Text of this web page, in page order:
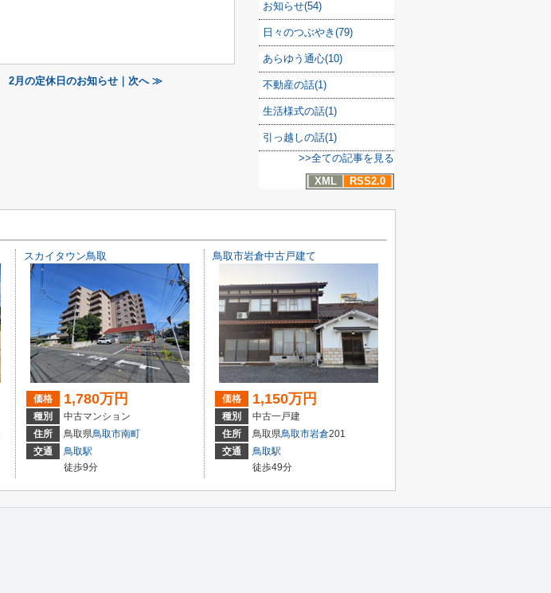
2月の定休日のお知らせ｜次へ ≫
お知らせ(54)
日々のつぶやき(79)
あらゆう通心(10)
不動産の話(1)
生活様式の話(1)
引っ越しの話(1)
>>全ての記事を見る
XML
RSS2.0
1885-15
スカイタウン鳥取
価格 1,780万円
種別
中古マンション
住所
鳥取県鳥取市南町
交通
鳥取駅
徒歩9分
鳥取市岩倉中古戸建て
価格 1,150万円
種別
中古一戸建
住所
鳥取県鳥取市岩倉201
交通
鳥取駅
徒歩49分